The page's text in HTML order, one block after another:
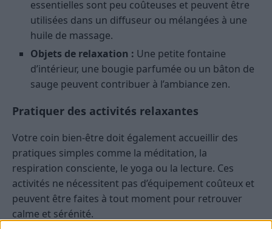
essentielles sont peu coûteuses et peuvent être
utilisées dans un diffuseur ou mélangées à une
huile de massage.
Objets de relaxation : Une petite fontaine
d’intérieur, une bougie parfumée ou un bâton de
sauge peuvent contribuer à l’ambiance zen.
Pratiquer des activités relaxantes
Votre coin bien-être doit également accueillir des
pratiques simples comme la méditation, la
respiration consciente, le yoga ou la lecture. Ces
activités ne nécessitent pas d’équipement coûteux et
peuvent être faites à tout moment pour retrouver
calme et sérénité.